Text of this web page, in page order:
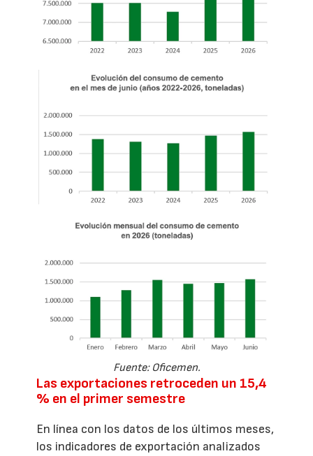
Fuente: Oficemen.
Las exportaciones retroceden un 15,4
% en el primer semestre
En línea con los datos de los últimos meses,
los indicadores de exportación analizados